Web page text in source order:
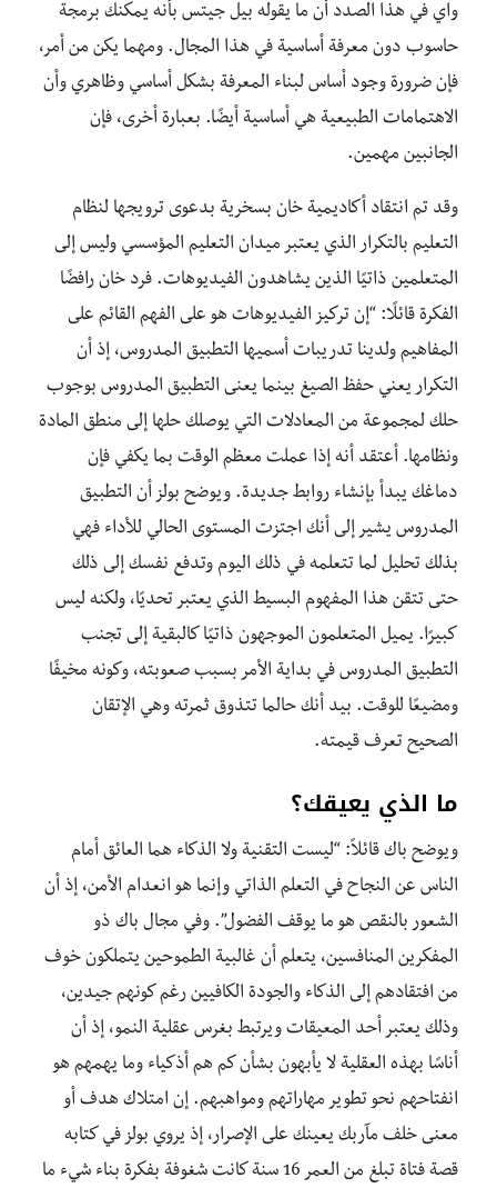
واي في هذا الصدد أن ما يقوله بيل جيتس بأنه يمكنك برمجة
حاسوب دون معرفة أساسية في هذا المجال. ومهما يكن من أمر،
فإن ضرورة وجود أساس لبناء المعرفة بشكل أساسي وظاهري وأن
الاهتمامات الطبيعية هي أساسية أيضًا. بعبارة أخرى، فإن
الجانبين مهمين.
وقد تم انتقاد أكاديمية خان بسخرية بدعوى ترويجها لنظام
التعليم بالتكرار الذي يعتبر ميدان التعليم المؤسسي وليس إلى
المتعلمين ذاتيًا الذين يشاهدون الفيديوهات. فرد خان رافضًا
الفكرة قائلًا: “إن تركيز الفيديوهات هو على الفهم القائم على
المفاهيم ولدينا تدريبات أسميها التطبيق المدروس، إذ أن
التكرار يعني حفظ الصيغ بينما يعنى التطبيق المدروس بوجوب
حلك لمجموعة من المعادلات التي يوصلك حلها إلى منطق المادة
ونظامها. أعتقد أنه إذا عملت معظم الوقت بما يكفي فإن
دماغك يبدأ بإنشاء روابط جديدة. ويوضح بولز أن التطبيق
المدروس يشير إلى أنك اجتزت المستوى الحالي للأداء فهي
بذلك تحليل لما تتعلمه في ذلك اليوم وتدفع نفسك إلى ذلك
حتى تتقن هذا المفهوم البسيط الذي يعتبر تحديًا، ولكنه ليس
كبيرًا. يميل المتعلمون الموجهون ذاتيًا كالبقية إلى تجنب
التطبيق المدروس في بداية الأمر بسبب صعوبته، وكونه مخيفًا
ومضيعًا للوقت. بيد أنك حالما تتذوق ثمرته وهي الإتقان
الصحيح تعرف قيمته.
ما الذي يعيقك؟
ويوضح باك قائلاً: “ليست التقنية ولا الذكاء هما العائق أمام
الناس عن النجاح في التعلم الذاتي وإنما هو انعدام الأمن، إذ أن
الشعور بالنقص هو ما يوقف الفضول”. وفي مجال باك ذو
المفكرين المنافسين، يتعلم أن غالبية الطموحين يتملكون خوف
من افتقادهم إلى الذكاء والجودة الكافيين رغم كونهم جيدين،
وذلك يعتبر أحد المعيقات ويرتبط بغرس عقلية النمو، إذ أن
أناسًا بهذه العقلية لا يأبهون بشأن كم هم أذكياء وما يهمهم هو
انفتاحهم نحو تطوير مهاراتهم ومواهبهم. إن امتلاك هدف أو
معنى خلف مآربك يعينك على الإصرار، إذ يروي بولز في كتابه
قصة فتاة تبلغ من العمر 16 سنة كانت شغوفة بفكرة بناء شيء ما